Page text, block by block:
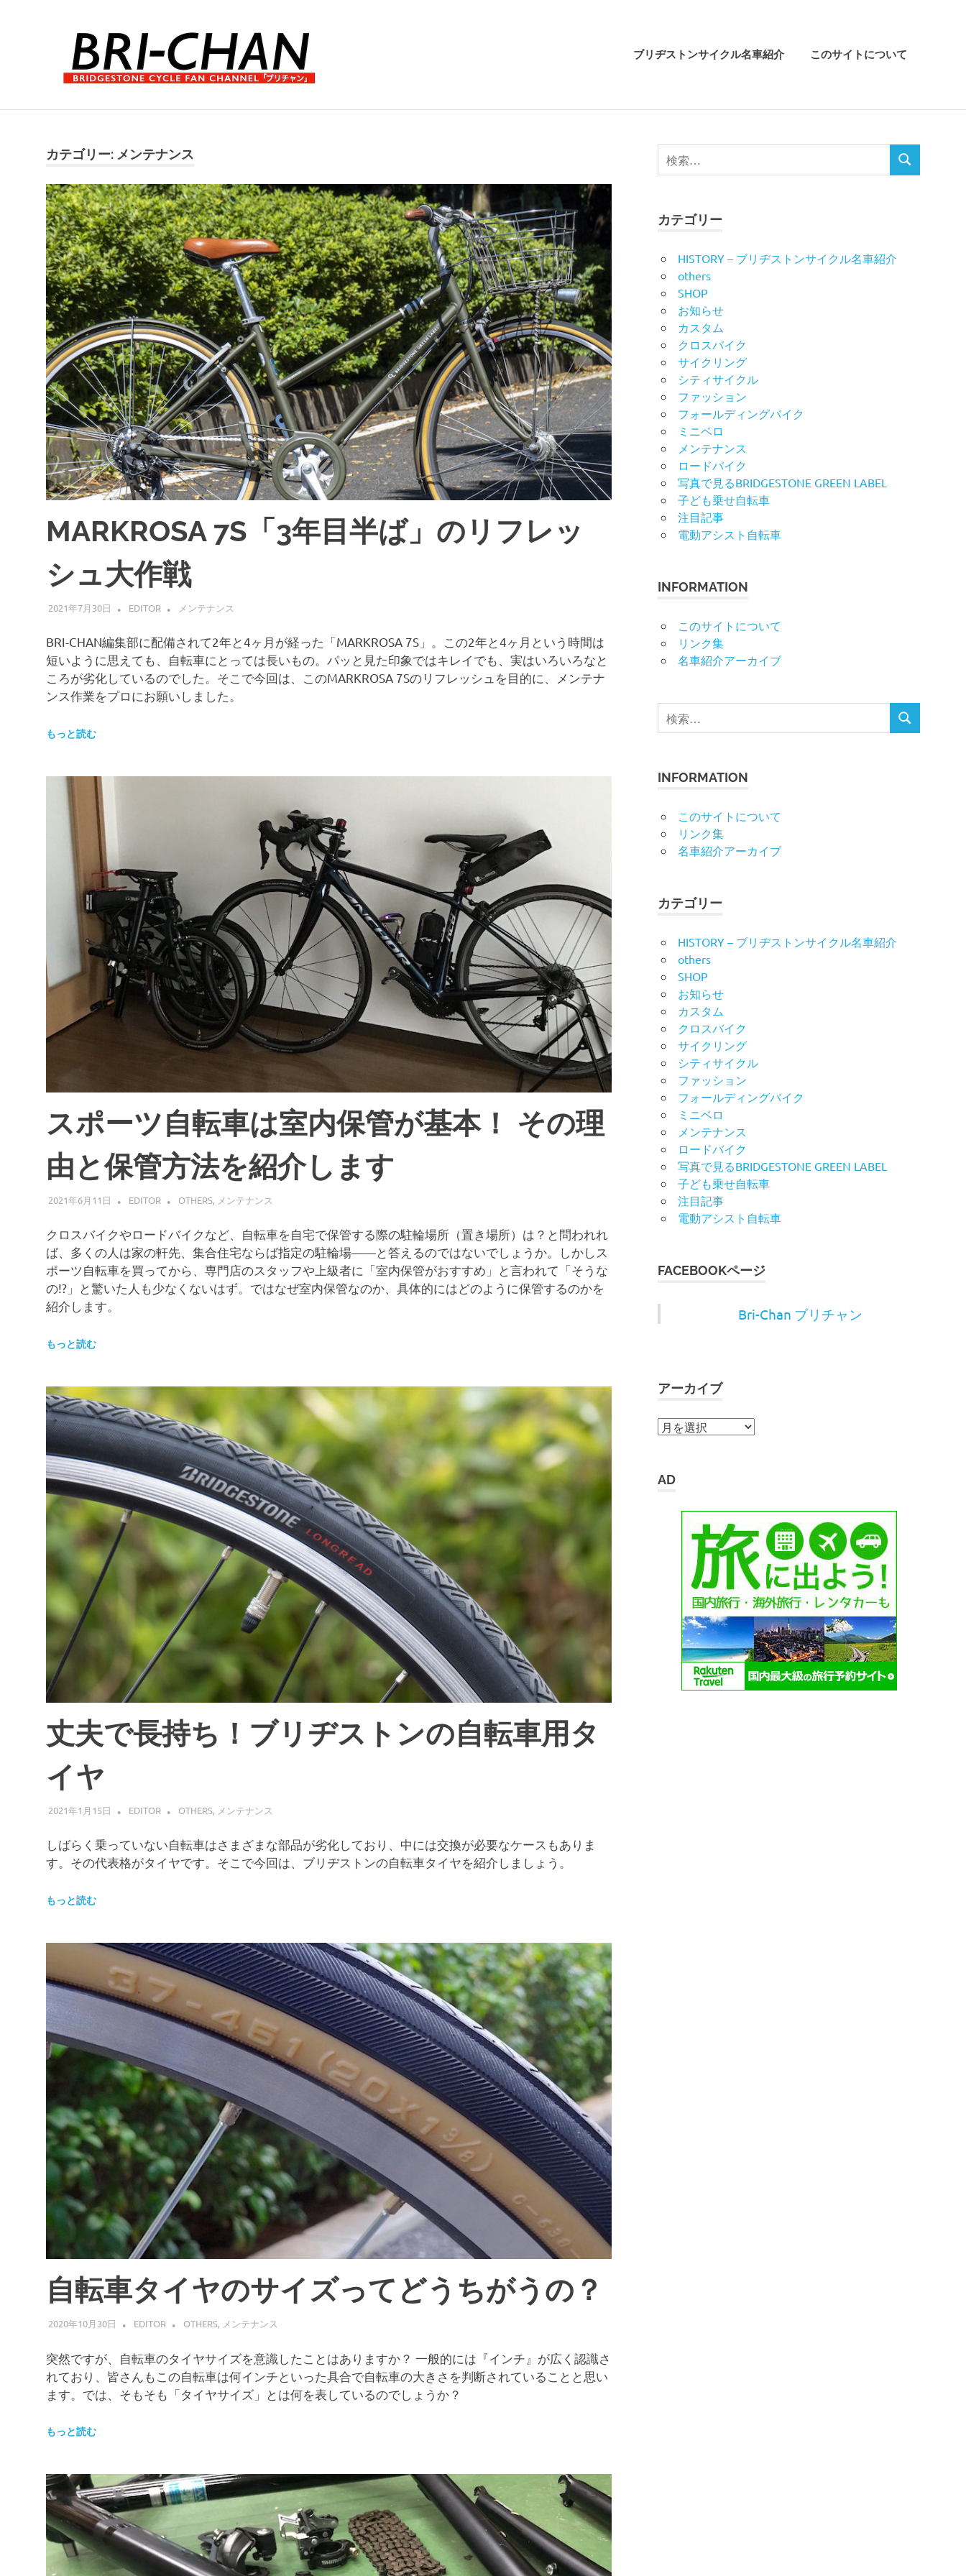
ス
ャ
ン
ブリヂストンサイクル名車紹介 このサイトについて
カテゴリー: メンテナンス
MARKROSA 7S「3年目半ば」のリフレッ
シュ大作戦
2021年7月30日 EDITOR メンテナンス
BRI-CHAN編集部に配備されて2年と4ヶ月が経った「MARKROSA 7S」。この2年と4ヶ月という時間は
短いように思えても、自転車にとっては長いもの。パッと見た印象ではキレイでも、実はいろいろなと
ころが劣化しているのでした。そこで今回は、このMARKROSA 7Sのリフレッシュを目的に、メンテナ
ンス作業をプロにお願いしました。
もっと読む
スポーツ自転車は室内保管が基本！ その理
由と保管方法を紹介します
2021年6月11日 EDITOR OTHERS, メンテナンス
クロスバイクやロードバイクなど、自転車を自宅で保管する際の駐輪場所（置き場所）は？と問われれ
ば、多くの人は家の軒先、集合住宅ならば指定の駐輪場——と答えるのではないでしょうか。しかしス
ポーツ自転車を買ってから、専門店のスタッフや上級者に「室内保管がおすすめ」と言われて「そうな
の!?」と驚いた人も少なくないはず。ではなぜ室内保管なのか、具体的にはどのように保管するのかを
紹介します。
もっと読む
丈夫で長持ち！ブリヂストンの自転車用タ
イヤ
2021年1月15日 EDITOR OTHERS, メンテナンス
しばらく乗っていない自転車はさまざまな部品が劣化しており、中には交換が必要なケースもありま
す。その代表格がタイヤです。そこで今回は、ブリヂストンの自転車タイヤを紹介しましょう。
もっと読む
自転車タイヤのサイズってどうちがうの？
2020年10月30日 EDITOR OTHERS, メンテナンス
突然ですが、自転車のタイヤサイズを意識したことはありますか？ 一般的には『インチ』が広く認識さ
れており、皆さんもこの自転車は何インチといった具合で自転車の大きさを判断されていることと思い
ます。では、そもそも「タイヤサイズ」とは何を表しているのでしょうか？
もっと読む
検
索
検
索
カテゴリー
HISTORY – ブリヂストンサイクル名車紹介
others
SHOP
お知らせ
カスタム
クロスバイク
サイクリング
シティサイクル
ファッション
フォールディングバイク
ミニベロ
メンテナンス
ロードバイク
写真で見るBRIDGESTONE GREEN LABEL
子ども乗せ自転車
注目記事
電動アシスト自転車
INFORMATION
このサイトについて
リンク集
名車紹介アーカイブ
検
索
検
INFORMATION
このサイトについて
リンク集
名車紹介アーカイブ
カテゴリー
HISTORY – ブリヂストンサイクル名車紹介
others
SHOP
お知らせ
カスタム
クロスバイク
サイクリング
シティサイクル
ファッション
フォールディングバイク
ミニベロ
メンテナンス
ロードバイク
写真で見るBRIDGESTONE GREEN LABEL
子ども乗せ自転車
注目記事
電動アシスト自転車
FACEBOOKページ
Bri-Chan ブリチャン
アーカイブ
ア
イ
AD